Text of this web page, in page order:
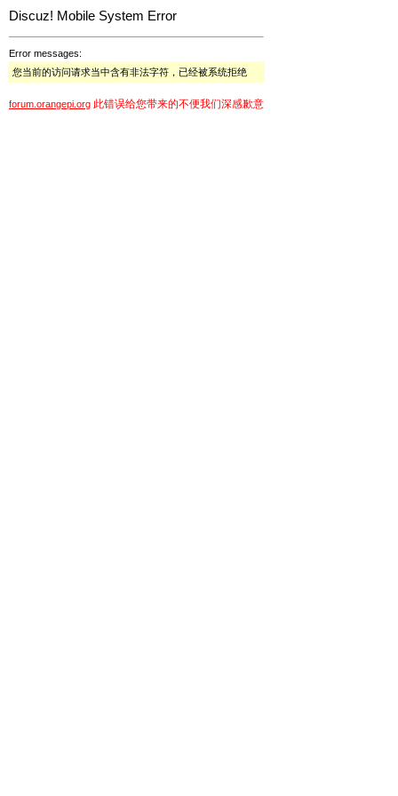
Discuz! Mobile System Error
Error messages:
您当前的访问请求当中含有非法字符，已经被系统拒绝
forum.orangepi.org 此错误给您带来的不便我们深感歉意